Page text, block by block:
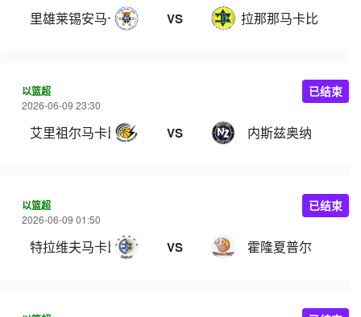
里雄莱锡安马卡比 VS 拉那那马卡比
以篮超
2026-06-09 23:30
艾里祖尔马卡比 VS 内斯兹奥纳
已结束
以篮超
2026-06-09 01:50
特拉维夫马卡比 VS 霍隆夏普尔
已结束